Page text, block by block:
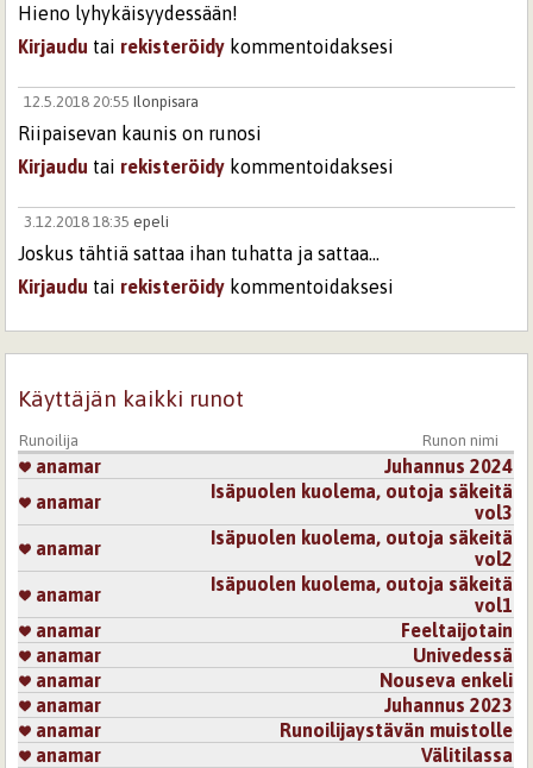
Hieno lyhykäisyydessään!
Kirjaudu tai rekisteröidy kommentoidaksesi
12.5.2018 20:55 Ilonpisara
Riipaisevan kaunis on runosi
Kirjaudu tai rekisteröidy kommentoidaksesi
3.12.2018 18:35 epeli
Joskus tähtiä sattaa ihan tuhatta ja sattaa...
Kirjaudu tai rekisteröidy kommentoidaksesi
Käyttäjän kaikki runot
Runoilija Runon nimi
anamar
Juhannus 2024
anamar
Isäpuolen kuolema, outoja säkeitä
vol3
anamar
Isäpuolen kuolema, outoja säkeitä
vol2
anamar
Isäpuolen kuolema, outoja säkeitä
vol1
anamar
Feeltaijotain
anamar
Univedessä
anamar
Nouseva enkeli
anamar
Juhannus 2023
anamar
Runoilijaystävän muistolle
anamar
Välitilassa